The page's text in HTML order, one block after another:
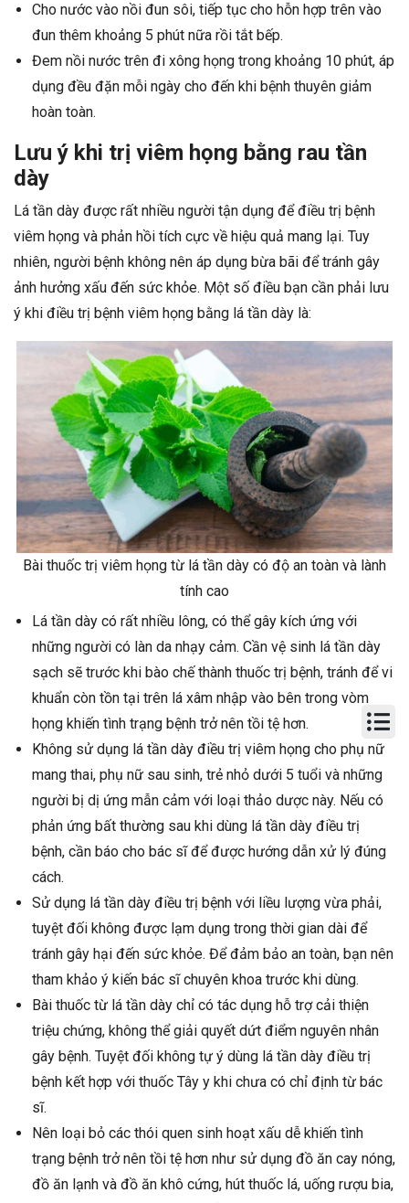
Cho nước vào nồi đun sôi, tiếp tục cho hỗn hợp trên vào
đun thêm khoảng 5 phút nữa rồi tắt bếp.
Đem nồi nước trên đi xông họng trong khoảng 10 phút, áp
dụng đều đặn mỗi ngày cho đến khi bệnh thuyên giảm
hoàn toàn.
Lưu ý khi trị viêm họng bằng rau tần
dày
Lá tần dày được rất nhiều người tận dụng để điều trị bệnh
viêm họng và phản hồi tích cực về hiệu quả mang lại. Tuy
nhiên, người bệnh không nên áp dụng bừa bãi để tránh gây
ảnh hưởng xấu đến sức khỏe. Một số điều bạn cần phải lưu
ý khi điều trị bệnh viêm họng bằng lá tần dày là:
Bài thuốc trị viêm họng từ lá tần dày có độ an toàn và lành
tính cao
Lá tần dày có rất nhiều lông, có thể gây kích ứng với
những người có làn da nhạy cảm. Cần vệ sinh lá tần dày
sạch sẽ trước khi bào chế thành thuốc trị bệnh, tránh để vi
khuẩn còn tồn tại trên lá xâm nhập vào bên trong vòm
họng khiến tình trạng bệnh trở nên tồi tệ hơn.
Không sử dụng lá tần dày điều trị viêm họng cho phụ nữ
mang thai, phụ nữ sau sinh, trẻ nhỏ dưới 5 tuổi và những
người bị dị ứng mẫn cảm với loại thảo dược này. Nếu có
phản ứng bất thường sau khi dùng lá tần dày điều trị
bệnh, cần báo cho bác sĩ để được hướng dẫn xử lý đúng
cách.
Sử dụng lá tần dày điều trị bệnh với liều lượng vừa phải,
tuyệt đối không được lạm dụng trong thời gian dài để
tránh gây hại đến sức khỏe. Để đảm bảo an toàn, bạn nên
tham khảo ý kiến bác sĩ chuyên khoa trước khi dùng.
Bài thuốc từ lá tần dày chỉ có tác dụng hỗ trợ cải thiện
triệu chứng, không thể giải quyết dứt điểm nguyên nhân
gây bệnh. Tuyệt đối không tự ý dùng lá tần dày điều trị
bệnh kết hợp với thuốc Tây y khi chưa có chỉ định từ bác
sĩ.
Nên loại bỏ các thói quen sinh hoạt xấu dễ khiến tình
trạng bệnh trở nên tồi tệ hơn như sử dụng đồ ăn cay nóng,
đồ ăn lạnh và đồ ăn khô cứng, hút thuốc lá, uống rượu bia,